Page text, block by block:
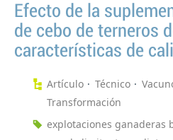
Efecto de la
de cebo de terneros
características de
Artículo Técnico
Transformación
explotaciones ganaderas